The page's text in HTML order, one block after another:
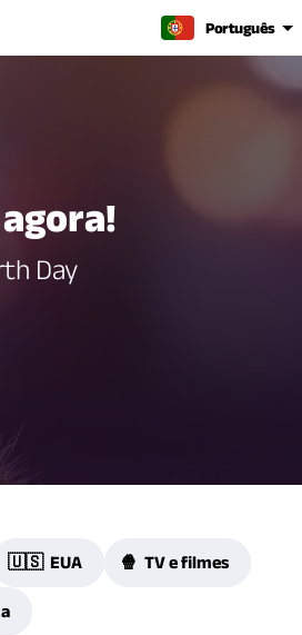
Português
Day
🇺🇸 EUA 🍿 TV e filmes